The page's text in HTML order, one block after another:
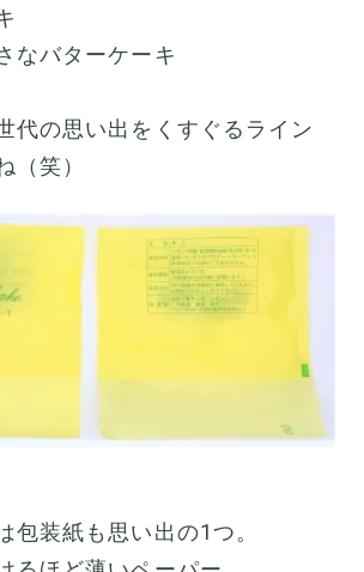
なバターケーキ
代の思い出をくすぐるライン
（笑）
包装紙も思い出の1つ。